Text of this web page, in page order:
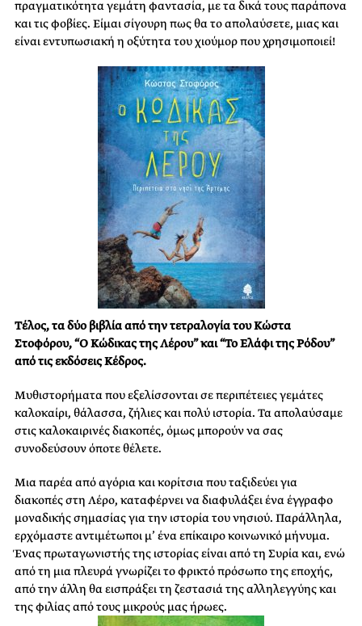
πραγματικότητα γεμάτη φαντασία, με τα δικά τους παράπονα
και τις φοβίες. Είμαι σίγουρη πως θα το απολαύσετε, μιας και
είναι εντυπωσιακή η οξύτητα του χιούμορ που χρησιμοποιεί!
Τέλος, τα δύο βιβλία από την τετραλογία του Κώστα
Στοφόρου, “Ο Κώδικας της Λέρου” και “Το Ελάφι της Ρόδου”
από τις εκδόσεις Κέδρος.
Μυθιστορήματα που εξελίσσονται σε περιπέτειες γεμάτες
καλοκαίρι, θάλασσα, ζήλιες και πολύ ιστορία. Τα απολαύσαμε
στις καλοκαιρινές διακοπές, όμως μπορούν να σας
συνοδεύσουν όποτε θέλετε.
Μια παρέα από αγόρια και κορίτσια που ταξιδεύει για
διακοπές στη Λέρο, καταφέρνει να διαφυλάξει ένα έγγραφο
μοναδικής σημασίας για την ιστορία του νησιού. Παράλληλα,
ερχόμαστε αντιμέτωποι μ’ ένα επίκαιρο κοινωνικό μήνυμα.
Ένας πρωταγωνιστής της ιστορίας είναι από τη Συρία και, ενώ
από τη μια πλευρά γνωρίζει το φρικτό πρόσωπο της εποχής,
από την άλλη θα εισπράξει τη ζεστασιά της αλληλεγγύης και
της φιλίας από τους μικρούς μας ήρωες.